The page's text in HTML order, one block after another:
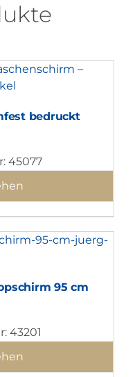
bedruckt
45077
95 cm
43201